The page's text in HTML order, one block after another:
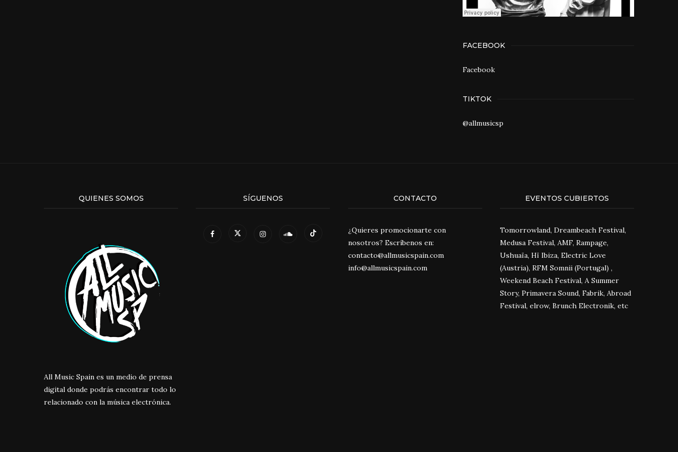
FACEBOOK
Facebook
TIKTOK
@allmusicsp
QUIENES SOMOS
All Music Spain es un medio de prensa
digital donde podrás encontrar todo lo
relacionado con la música electrónica.
SÍGUENOS CONTACTO
¿Quieres promocionarte con
nosotros? Escríbenos en:
contacto@allmusicspain.com
info@allmusicspain.com
EVENTOS CUBIERTOS
Tomorrowland, Dreambeach Festival,
Medusa Festival, AMF, Rampage,
Ushuaïa, Hï Ibiza, Electric Love
(Austria), RFM Somnii (Portugal) ,
Weekend Beach Festival, A Summer
Story, Primavera Sound, Fabrik, Abroad
Festival, elrow, Brunch Electronik, etc